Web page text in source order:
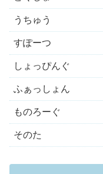
うちゅう
すぽーつ
しょっぴんぐ
ふぁっしょん
ものろーぐ
そのた